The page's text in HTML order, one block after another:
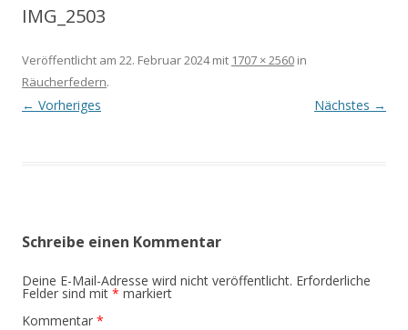
IMG_2503
Veröffentlicht am 22. Februar 2024mit 1707 × 2560 in
Räucherfedern.
← Vorheriges Nächstes →
Schreibe einen Kommentar
Deine E-Mail-Adresse wird nicht veröffentlicht. Erforderliche
Felder sind mit * markiert
Kommentar *